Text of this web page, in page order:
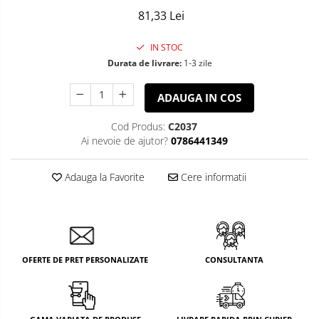
81,33 Lei
IN STOC
Durata de livrare:1-3 zile
ADAUGA IN COS
Cod Produs: C2037
Ai nevoie de ajutor? 0786441349
Adauga la Favorite Cere informatii
OFERTE DE PRET PERSONALIZATE CONSULTANTA